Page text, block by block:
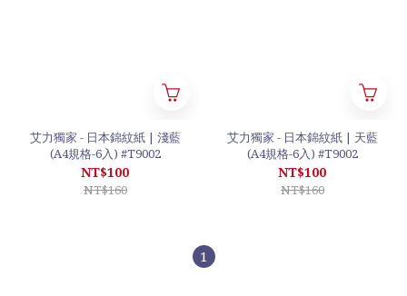
艾力獨家 - 日本錦紋紙 | 淺藍
(A4規格-6入) #T9002
NT$100
NT$160
艾力獨家 - 日本錦紋紙 | 天藍
(A4規格-6入) #T9002
NT$100
NT$160
1